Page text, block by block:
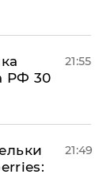
РФ 30
21:55
21:49